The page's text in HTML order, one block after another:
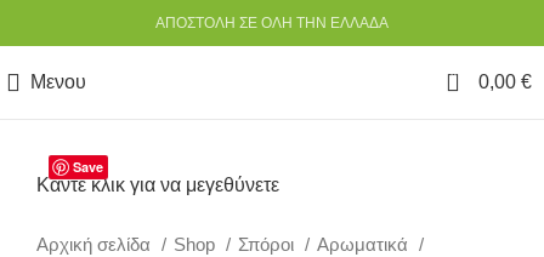
ΑΠΟΣΤΟΛΗ ΣΕ ΟΛΗ ΤΗΝ ΕΛΛΑΔΑ
Μενου 0 0,00 €
Save
Κάντε κλικ για να μεγεθύνετε
Αρχική σελίδα Shop Σπόροι
Αρωματικά